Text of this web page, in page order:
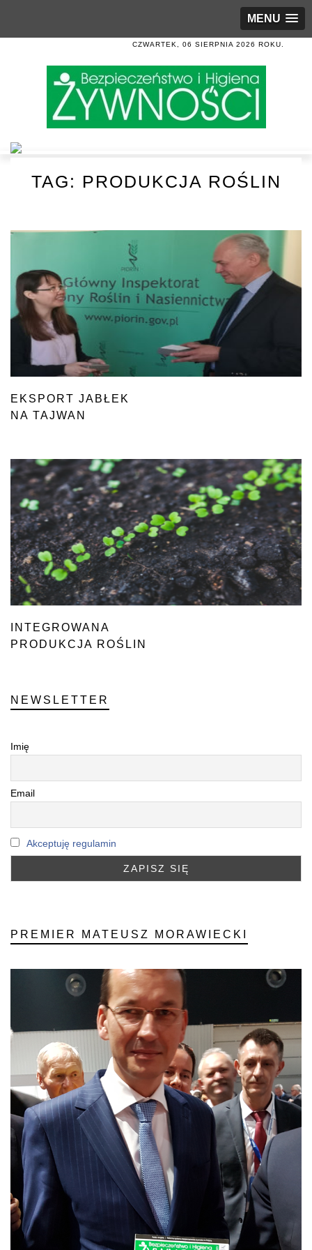
MENU
CZWARTEK, 06 SIERPNIA 2026 ROKU.
TAG: PRODUKCJA ROŚLIN
EKSPORT JABŁEK
NA TAJWAN
INTEGROWANA
PRODUKCJA ROŚLIN
NEWSLETTER
Imię
Email
Akceptuję regulamin
PREMIER MATEUSZ MORAWIECKI